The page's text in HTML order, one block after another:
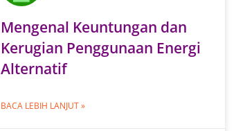
Mengenal Keuntungan dan
Kerugian Penggunaan Energi
Alternatif
BACA LEBIH LANJUT »